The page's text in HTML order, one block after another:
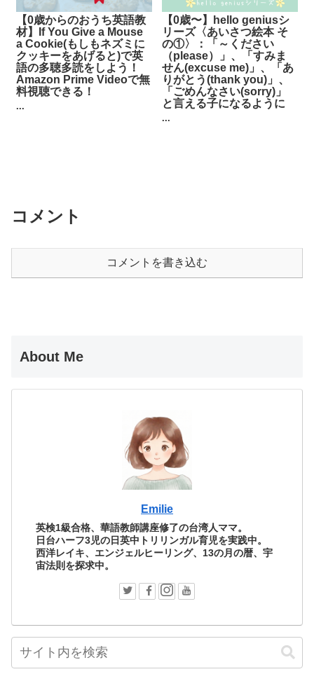
【0歳からのおうち英語教
材】If You Give a Mouse
a Cookie(もしもネズミに
クッキーをあげると)で英
語の多聴多読をしよう！
Amazon Prime Videoで無
料視聴できる！
...
【0歳〜】hello geniusシ
リーズ〈あいさつ絵本 そ
の①〉：「～ください
（please）」、「すみま
せん(excuse me)」、「あ
りがとう(thank you)」、
「ごめんなさい(sorry)」
と言える子になるように
...
コメント
コメントを書き込む
About Me
Emilie
英検1級合格、華語教師講座修了の台湾人ママ。
日台ハーフ3児の日英中トリリンガル育児を実践中。
西洋レイキ、エンジェルヒーリング、13の月の暦、宇
宙法則を探求中。